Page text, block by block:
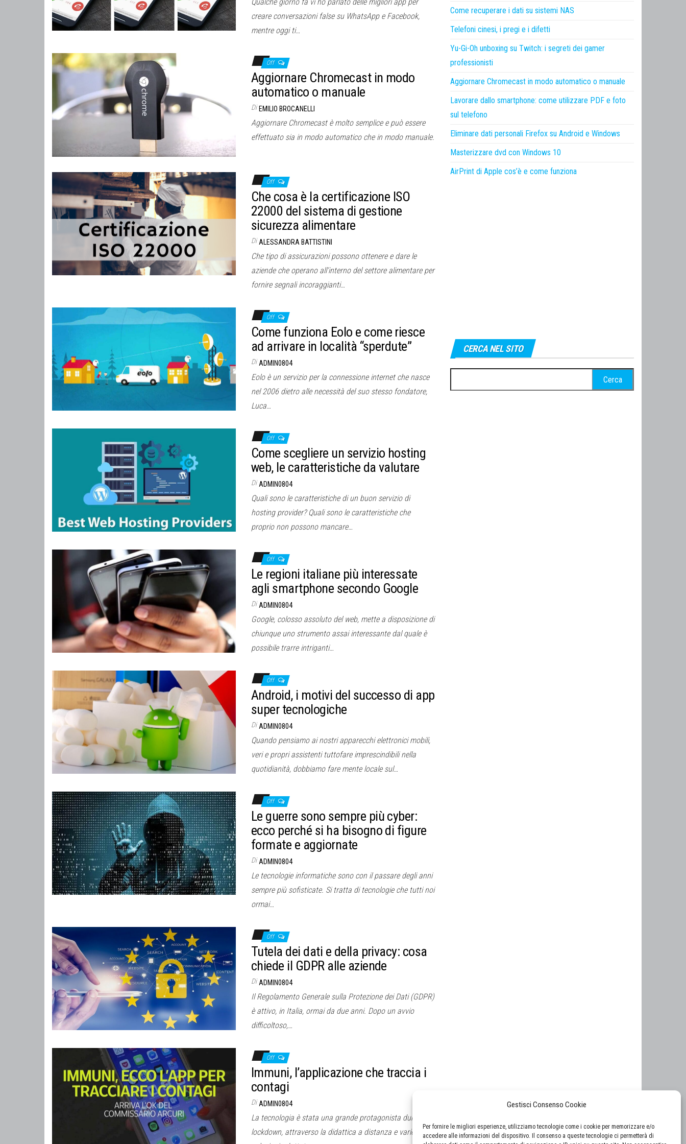
Gestisci Consenso Cookie
Per fornire le migliori esperienze, utilizziamo tecnologie come i cookie per memorizzare e/o
accedere alle informazioni del dispositivo. Il consenso a queste tecnologie ci permetterà di
creare conversazioni false su WhatsApp e Facebook,
mentre oggi ti…
Off
Aggiornare Chromecast in modo
automatico o manuale
Di EMILIO BROCANELLI
Aggiornare Chromecast è molto semplice e può essere
effettuato sia in modo automatico che in modo manuale.
Off
Che cosa è la certificazione ISO
22000 del sistema di gestione
sicurezza alimentare
Di ALESSANDRA BATTISTINI
Che tipo di assicurazioni possono ottenere e dare le
aziende che operano all’interno del settore alimentare per
fornire segnali incoraggianti…
Off
Come funziona Eolo e come riesce
ad arrivare in località “sperdute”
Di ADMIN0804
Eolo è un servizio per la connessione internet che nasce
nel 2006 dietro alle necessità del suo stesso fondatore,
Luca…
Off
Come scegliere un servizio hosting
web, le caratteristiche da valutare
Di ADMIN0804
Quali sono le caratteristiche di un buon servizio di
hosting provider? Quali sono le caratteristiche che
proprio non possono mancare…
Off
Le regioni italiane più interessate
agli smartphone secondo Google
Di ADMIN0804
Google, colosso assoluto del web, mette a disposizione di
chiunque uno strumento assai interessante dal quale è
possibile trarre intriganti…
Off
Android, i motivi del successo di app
super tecnologiche
Di ADMIN0804
Quando pensiamo ai nostri apparecchi elettronici mobili,
veri e propri assistenti tuttofare imprescindibili nella
quotidianità, dobbiamo fare mente locale sul…
Off
Le guerre sono sempre più cyber:
ecco perché si ha bisogno di figure
formate e aggiornate
Di ADMIN0804
Le tecnologie informatiche sono con il passare degli anni
sempre più sofisticate. Si tratta di tecnologie che tutti noi
ormai…
Off
Tutela dei dati e della privacy: cosa
chiede il GDPR alle aziende
Di ADMIN0804
Il Regolamento Generale sulla Protezione dei Dati (GDPR)
è attivo, in Italia, ormai da due anni. Dopo un avvio
difficoltoso,…
Off
Immuni, l’applicazione che traccia i
contagi
Di ADMIN0804
La tecnologia è stata una grande protagonista durante il
lockdown, attraverso la didattica a distanza e varie
Come recuperare i dati su sistemi NAS
Telefoni cinesi, i pregi e i difetti
Yu-Gi-Oh unboxing su Twitch: i segreti dei gamer
professionisti
Aggiornare Chromecast in modo automatico o manuale
Lavorare dallo smartphone: come utilizzare PDF e foto
sul telefono
Eliminare dati personali Firefox su Android e Windows
Masterizzare dvd con Windows 10
AirPrint di Apple cos’è e come funziona
CERCA NEL SITO
per: